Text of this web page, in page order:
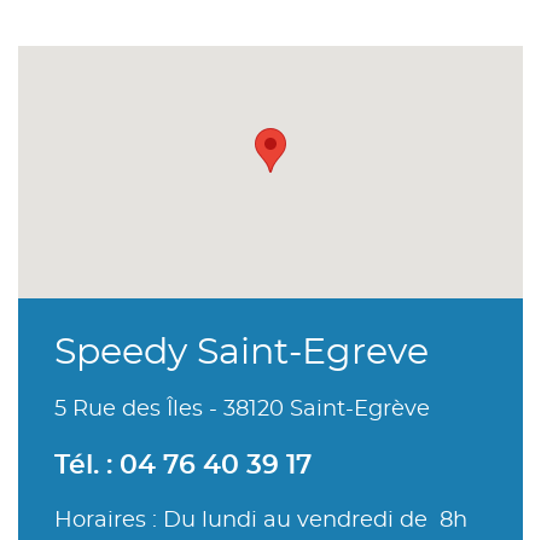
Speedy Saint-Egreve
5 Rue des Îles - 38120 Saint-Egrève
Tél. : 04 76 40 39 17
Horaires : Du lundi au vendredi de 8h